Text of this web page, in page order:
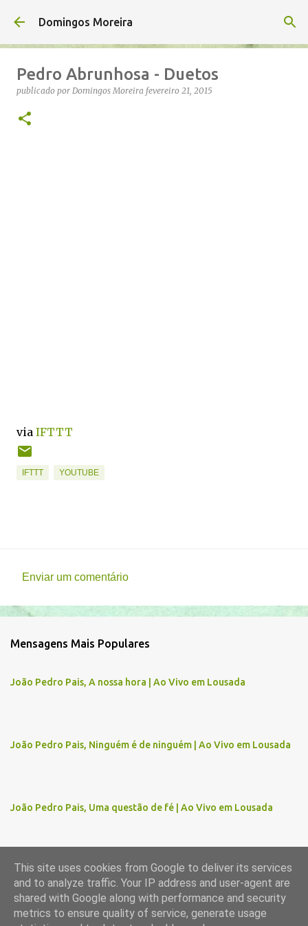
Avançar para o conteúdo principal
Domingos Moreira
Pedro Abrunhosa - Duetos
publicado por Domingos Moreira fevereiro 21, 2015
via IFTTT
IFTTT YOUTUBE
o
e
t
i
Enviar um comentário
Mensagens Mais Populares
João Pedro Pais, A nossa hora | Ao Vivo em Lousada
João Pedro Pais, Ninguém é de ninguém | Ao Vivo em Lousada
João Pedro Pais, Uma questão de fé | Ao Vivo em Lousada
Com tecnologia do Blogger
Imagens de temas porgaffera
This site uses cookies from Google to deliver its services
and to analyze traffic. Your IP address and user-agent are
shared with Google along with performance and security
metrics to ensure quality of service, generate usage